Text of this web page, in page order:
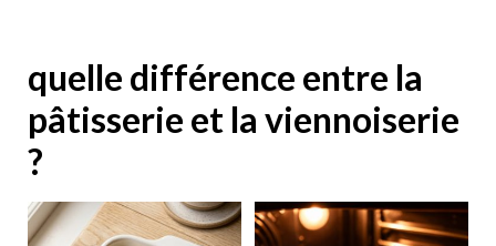
quelle différence entre la
pâtisserie et la viennoiserie
?